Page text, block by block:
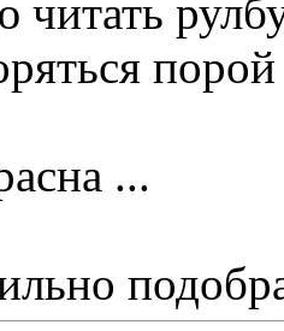
читать
...